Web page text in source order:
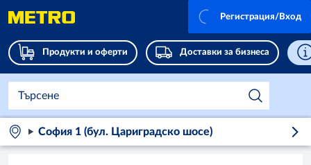
Продукти и оферти Доставки за бизнеса
Регистрация/Вход
София 1 (бул. Цариградско шосе)